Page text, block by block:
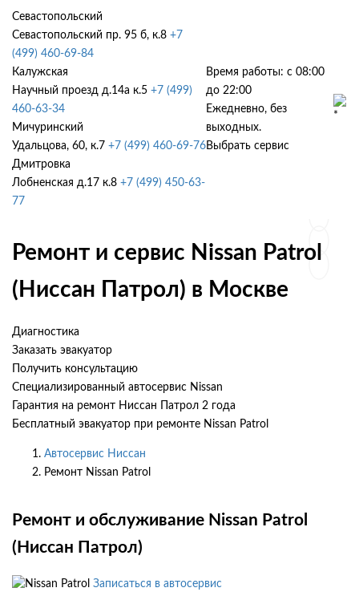
Севастопольский
Севастопольский пр. 95 б, к.8 +7
(499) 460-69-84
Калужская
Научный проезд д.14а к.5 +7 (499)
460-63-34
Мичуринский
Удальцова, 60, к.7 +7 (499) 460-69-76
Дмитровка
Лобненская д.17 к.8 +7 (499) 450-63-
77
Время работы: с 08:00
до 22:00
Ежедневно, без
выходных.
Выбрать сервис
Ремонт и сервис Nissan Patrol
(Ниссан Патрол) в Москве
Диагностика
Заказать эвакуатор
Получить консультацию
Специализированный автосервис Nissan
Гарантия на ремонт Ниссан Патрол 2 года
Бесплатный эвакуатор при ремонте Nissan Patrol
Автосервис Ниссан
Ремонт Nissan Patrol
Ремонт и обслуживание Nissan Patrol
(Ниссан Патрол)
Записаться в автосервис